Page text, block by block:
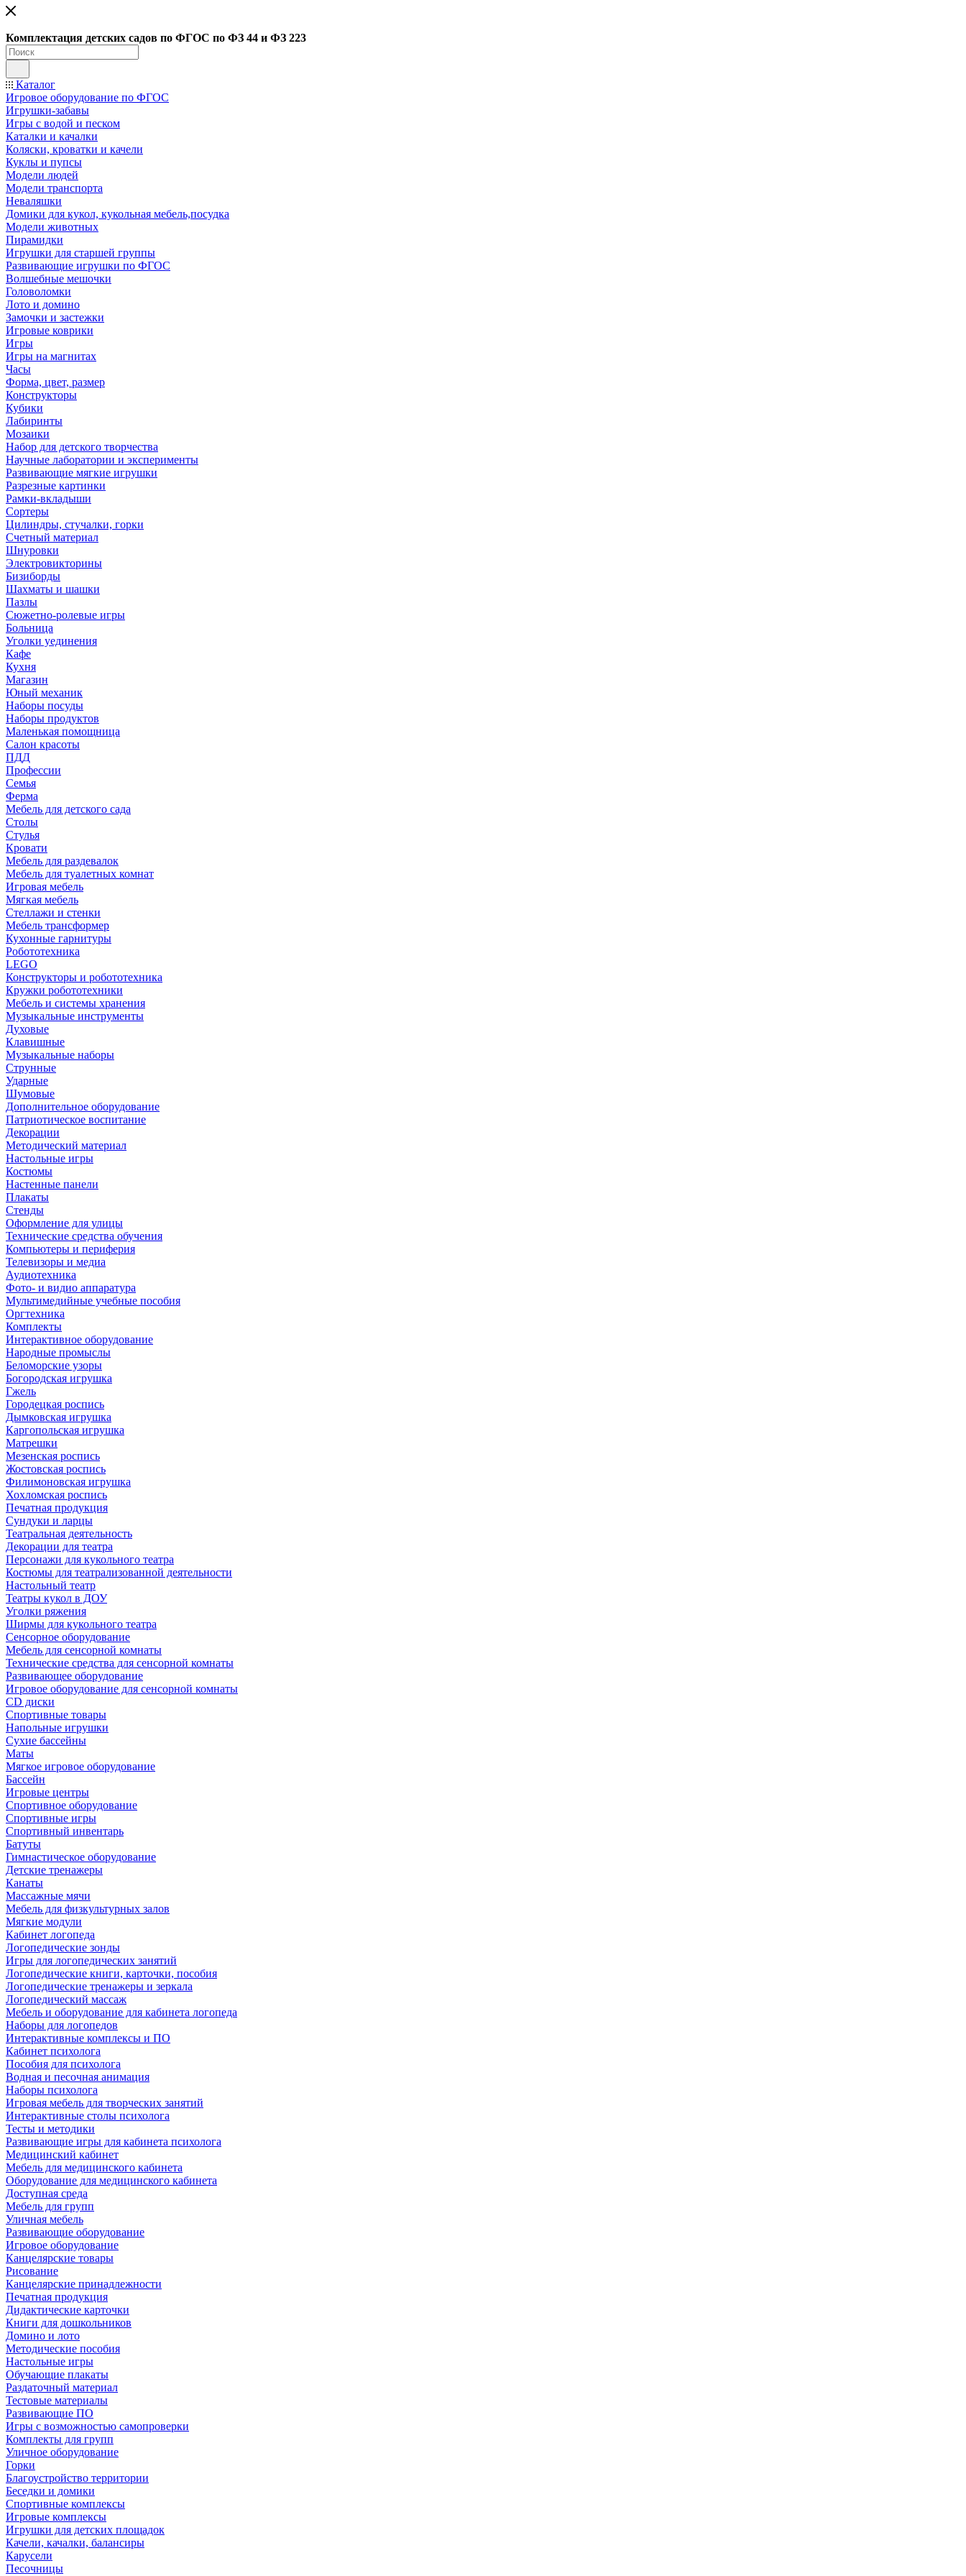
Комплектация детских садов по ФГОC по ФЗ 44 и ФЗ 223
Каталог
Игровое оборудование по ФГОС
Игрушки-забавы
Игры с водой и песком
Каталки и качалки
Коляски, кроватки и качели
Куклы и пупсы
Модели людей
Модели транспорта
Неваляшки
Домики для кукол, кукольная мебель,посудка
Модели животных
Пирамидки
Игрушки для старшей группы
Развивающие игрушки по ФГОС
Волшебные мешочки
Головоломки
Лото и домино
Замочки и застежки
Игровые коврики
Игры
Игры на магнитах
Часы
Форма, цвет, размер
Конструкторы
Кубики
Лабиринты
Мозаики
Набор для детского творчества
Научные лаборатории и эксперименты
Развивающие мягкие игрушки
Разрезные картинки
Рамки-вкладыши
Сортеры
Цилиндры, стучалки, горки
Счетный материал
Шнуровки
Электровикторины
Бизиборды
Шахматы и шашки
Пазлы
Сюжетно-ролевые игры
Больница
Уголки уединения
Кафе
Кухня
Магазин
Юный механик
Наборы посуды
Наборы продуктов
Маленькая помощница
Салон красоты
ПДД
Профессии
Семья
Ферма
Мебель для детского сада
Столы
Cтулья
Кровати
Мебель для раздевалок
Мебель для туалетных комнат
Игровая мебель
Мягкая мебель
Стеллажи и стенки
Мебель трансформер
Кухонные гарнитуры
Робототехника
LEGO
Конструкторы и робототехника
Кружки робототехники
Мебель и системы хранения
Музыкальные инструменты
Духовые
Клавишные
Музыкальные наборы
Струнные
Ударные
Шумовые
Дополнительное оборудование
Патриотическое воспитание
Декорации
Методический материал
Настольные игры
Костюмы
Настенные панели
Плакаты
Стенды
Оформление для улицы
Технические средства обучения
Компьютеры и периферия
Телевизоры и медиа
Аудиотехника
Фото- и видио аппаратура
Мультимедийные учебные пособия
Оргтехника
Комплекты
Интерактивное оборудование
Народные промыслы
Беломорские узоры
Богородская игрушка
Гжель
Городецкая роспись
Дымковская игрушка
Каргопольская игрушка
Матрешки
Мезенская роспись
Жостовская роспись
Филимоновская игрушка
Хохломская роспись
Печатная продукция
Сундуки и ларцы
Театральная деятельность
Декорации для театра
Персонажи для кукольного театра
Костюмы для театрализованной деятельности
Настольный театр
Театры кукол в ДОУ
Уголки ряжения
Ширмы для кукольного театра
Сенсорное оборудование
Мебель для сенсорной комнаты
Технические средства для сенсорной комнаты
Развивающее оборудование
Игровое оборудование для сенсорной комнаты
CD диски
Спортивные товары
Напольные игрушки
Сухие бассейны
Маты
Мягкое игровое оборудование
Бассейн
Игровые центры
Спортивное оборудование
Спортивные игры
Спортивный инвентарь
Батуты
Гимнастическое оборудование
Детские тренажеры
Канаты
Массажные мячи
Мебель для физкультурных залов
Мягкие модули
Кабинет логопеда
Логопедические зонды
Игры для логопедических занятий
Логопедические книги, карточки, пособия
Логопедические тренажеры и зеркала
Логопедический массаж
Мебель и оборудование для кабинета логопеда
Наборы для логопедов
Интерактивные комплексы и ПО
Кабинет психолога
Пособия для психолога
Водная и песочная анимация
Наборы психолога
Игровая мебель для творческих занятий
Интерактивные столы психолога
Тесты и методики
Развивающие игры для кабинета психолога
Медицинский кабинет
Мебель для медицинского кабинета
Оборудование для медицинского кабинета
Доступная среда
Мебель для групп
Уличная мебель
Развивающие оборудование
Игровое оборудование
Канцелярские товары
Рисование
Канцелярские принадлежности
Печатная продукция
Дидактические карточки
Книги для дошкольников
Домино и лото
Методические пособия
Настольные игры
Обучающие плакаты
Раздаточный материал
Тестовые материалы
Развивающие ПО
Игры с возможностью самопроверки
Комплекты для групп
Уличное оборудование
Горки
Благоустройство территории
Беседки и домики
Спортивные комплексы
Игровые комплексы
Игрушки для детских площадок
Качели, качалки, балансиры
Карусели
Песочницы